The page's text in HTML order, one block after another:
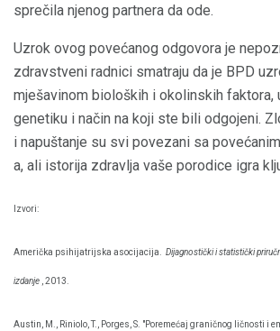
sprečila njenog partnera da ode.
Uzrok ovog povećanog odgovora je
zdravstveni radnici smatraju da je BPD
mješavinom bioloških i okolinskih faktora,
genetiku i način na koji ste bili odgojeni.
i napuštanje su svi povezani sa
a, ali istorija zdravlja vaše porodice igra
Izvori:
Američka psihijatrijska asocijacija. Dijagnostički i statistički
izdanje , 2013.
Austin, M., Riniolo, T., Porges, S. "Poremećaj graničnog ličnosti i